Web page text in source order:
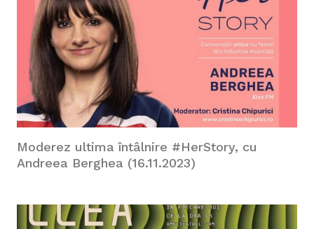
Moderez ultima întâlnire #HerStory, cu
Andreea Berghea (16.11.2023)